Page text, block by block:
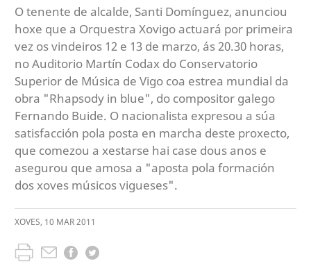
O tenente de alcalde, Santi Domínguez, anunciou
hoxe que a Orquestra Xovigo actuará por primeira
vez os vindeiros 12 e 13 de marzo, ás 20.30 horas,
no Auditorio Martín Codax do Conservatorio
Superior de Música de Vigo coa estrea mundial da
obra "Rhapsody in blue", do compositor galego
Fernando Buide. O nacionalista expresou a súa
satisfacción pola posta en marcha deste proxecto,
que comezou a xestarse hai case dous anos e
asegurou que amosa a "aposta pola formación
dos xoves músicos vigueses".
XOVES, 10 MAR2011